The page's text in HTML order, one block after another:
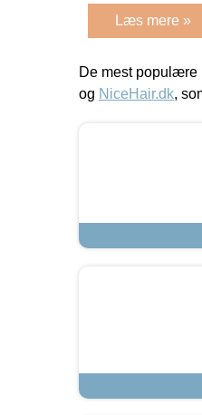
Læs mere »
De mest populære
og NiceHair.dk,